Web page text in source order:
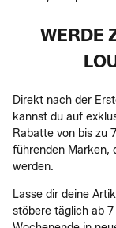
WERDE
Direkt nach der
kannst du auf
Rabatte von bis zu
führenden Marken,
werden.
Lasse dir deine
stöbere täglich ab